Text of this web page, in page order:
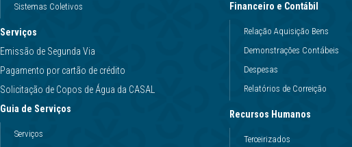
Sistemas Coletivos
Serviços
Emissão de Segunda Via
Pagamento por cartão de crédito
Solicitação de Copos de Água da CASAL
Guia de Serviços
Serviços
Financeiro e Contábil
Relação Aquisição Bens
Demonstrações Contábeis
Despesas
Relatórios de Correição
Recursos Humanos
Terceirizados